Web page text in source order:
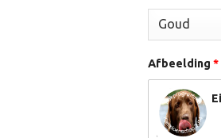
Afbeelding *